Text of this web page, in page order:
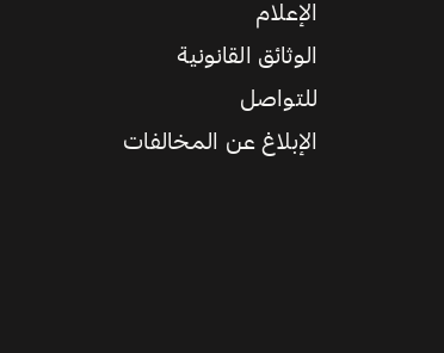
الإعلام
الوثائق القانونية
للتواصل
الإبلاغ عن المخالفات